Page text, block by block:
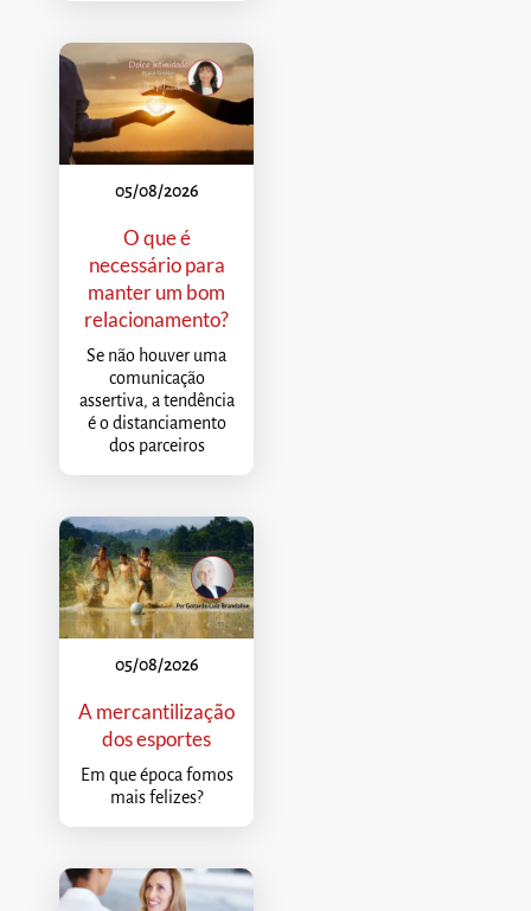
05/08/2026
O que é
necessário para
manter um bom
relacionamento?
Se não houver uma
comunicação
assertiva, a tendência
é o distanciamento
dos parceiros
05/08/2026
A mercantilização
dos esportes
Em que época fomos
mais felizes?